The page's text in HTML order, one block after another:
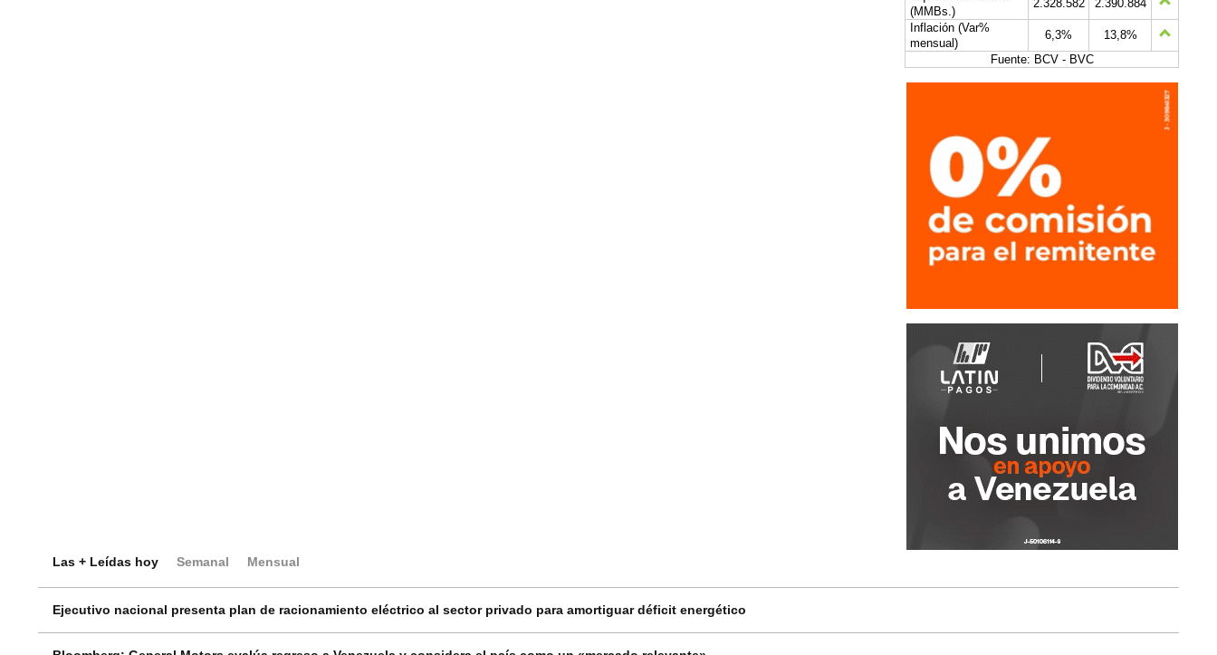
(MMBs.)
2.328.582
2.390.884
Inflación (Var%
mensual)
6,3%
13,8%
Fuente: BCV - BVC
Las + Leídas hoy Semanal Mensual
Ejecutivo nacional presenta plan de racionamiento eléctrico al sector privado para amortiguar déficit energético